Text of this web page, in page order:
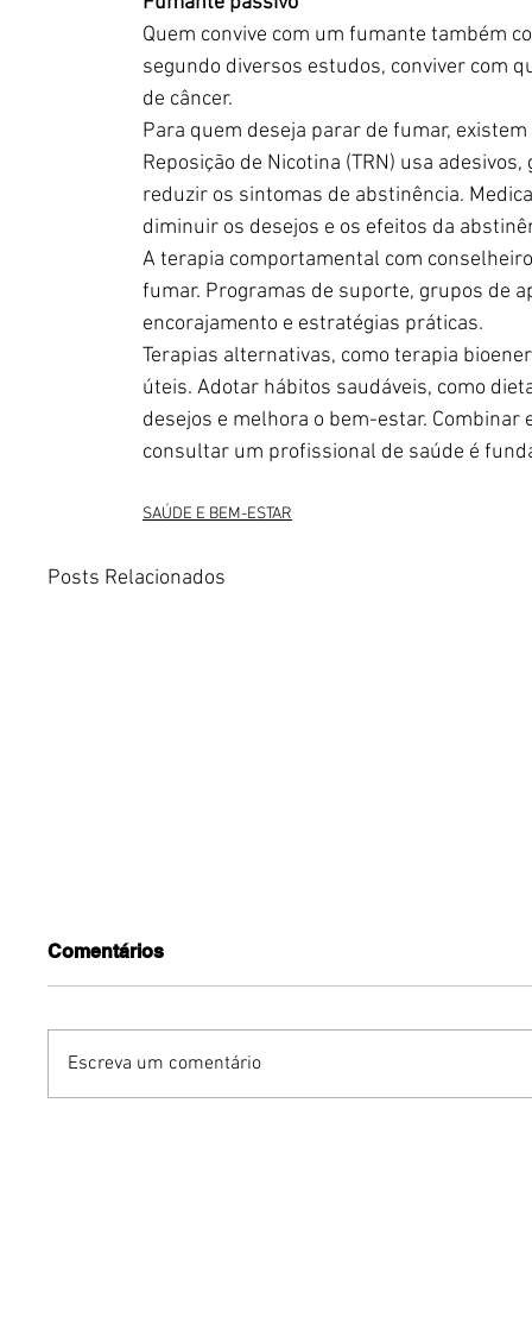
Quem convive com um fumante também
segundo diversos estudos, conviver com
de câncer.
Para quem deseja parar de fumar,
Reposição de Nicotina (TRN) usa
reduzir os sintomas de abstinência.
diminuir os desejos e os efeitos da
A terapia comportamental com
fumar. Programas de suporte, grupos de
encorajamento e estratégias práticas.
Terapias alternativas, como terapia
úteis. Adotar hábitos saudáveis, como
desejos e melhora o bem-estar.
consultar um profissional de saúde é
SAÚDE E BEM-ESTAR
Posts Relacionados
Comentários
Escreva um comentário